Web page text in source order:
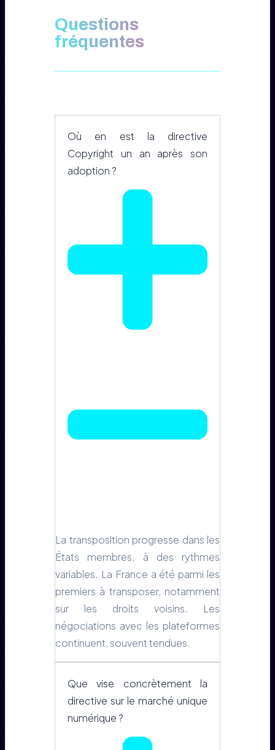
Questions
fréquentes
Où en est la directive
Copyright un an après son
adoption ?
La transposition progresse dans les
États membres, à des rythmes
variables. La France a été parmi les
premiers à transposer, notamment
sur les droits voisins. Les
négociations avec les plateformes
continuent, souvent tendues.
Que vise concrètement la
directive sur le marché unique
numérique ?